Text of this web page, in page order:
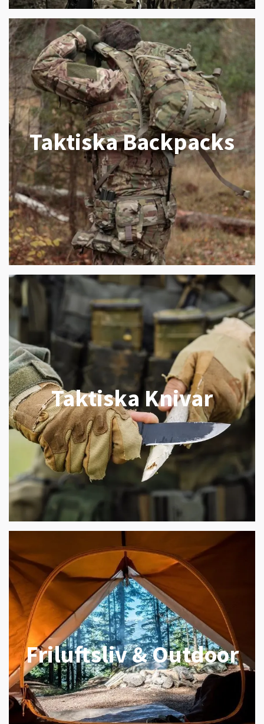
Taktiska Backpacks
Taktiska Knivar
Friluftsliv & Outdoor